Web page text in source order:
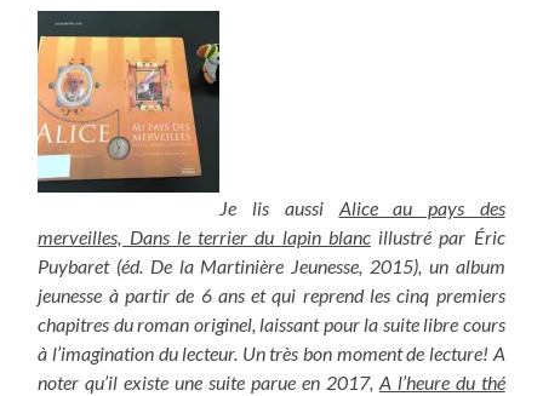
Je lis aussi Alice au pays des
merveilles, Dans le terrier du lapin blancillustré par Éric
Puybaret (éd. De la Martinière Jeunesse, 2015), un album
jeunesse à partir de 6 ans et qui reprend les cinq premiers
chapitres du roman originel, laissant pour la suite libre cours
à l’imagination du lecteur. Un très bon moment de lecture! A
noter qu’il existe une suite parue en 2017, A l’heure du thé